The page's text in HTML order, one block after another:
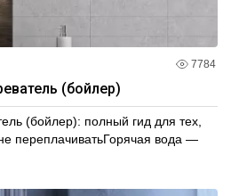
7784
(бойлер)
(бойлер): полный гид для тех,
переплачиватьГорячая вода —